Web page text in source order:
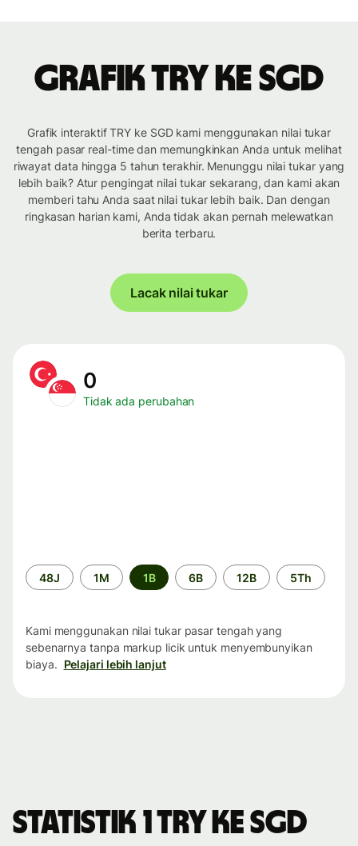
Grafik TRY ke SGD
Grafik interaktif TRY ke SGD kami menggunakan nilai tukar
tengah pasar real-time dan memungkinkan Anda untuk melihat
riwayat data hingga 5 tahun terakhir. Menunggu nilai tukar yang
lebih baik? Atur pengingat nilai tukar sekarang, dan kami akan
memberi tahu Anda saat nilai tukar lebih baik. Dan dengan
ringkasan harian kami, Anda tidak akan pernah melewatkan
berita terbaru.
Lacak nilai tukar
0
Tidak ada perubahan
Periode
waktu
48J 1M 1B 6B 12B 5Th
Kami menggunakan nilai tukar pasar tengah yang
sebenarnya tanpa markup licik untuk menyembunyikan
biaya. Pelajari lebih lanjut
Statistik 1 TRY ke SGD